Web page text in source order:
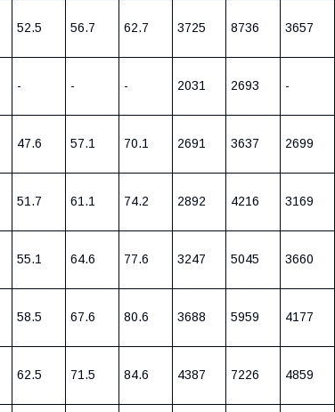
52.5 56.7 62.7 3725 8736 3657
- - - 2031 2693 -
47.6 57.1 70.1 2691 3637 2699
51.7 61.1 74.2 2892 4216 3169
55.1 64.6 77.6 3247 5045 3660
58.5 67.6 80.6 3688 5959 4177
62.5 71.5 84.6 4387 7226 4859